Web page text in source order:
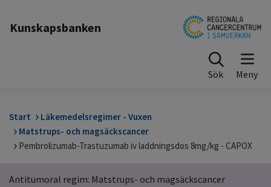
Kunskapsbanken
Sök
Start
Läkemedelsregimer - Vuxen
Matstrups- och magsäckscancer
Pembrolizumab-Trastuzumab iv laddningsdos 8mg/kg - CAPOX
Antitumoral regim: Matstrups- och magsäckscancer